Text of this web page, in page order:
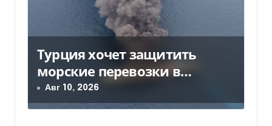
п
о
з
а
Турция хочет защитить
морские перевозки в
Черном море: предложение
отправили в Россию
Авг 10, 2026